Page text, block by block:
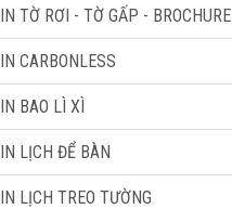
IN TỜ RƠI - TỜ GẤP - BROCHURE
IN CARBONLESS
IN BAO LÌ XÌ
IN LỊCH ĐỂ BÀN
IN LỊCH TREO TƯỜNG